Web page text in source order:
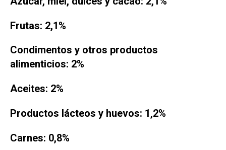
Frutas: 2,1%
Condimentos y otros productos
alimenticios: 2%
Aceites: 2%
Productos lácteos y huevos: 1,2%
Carnes: 0,8%